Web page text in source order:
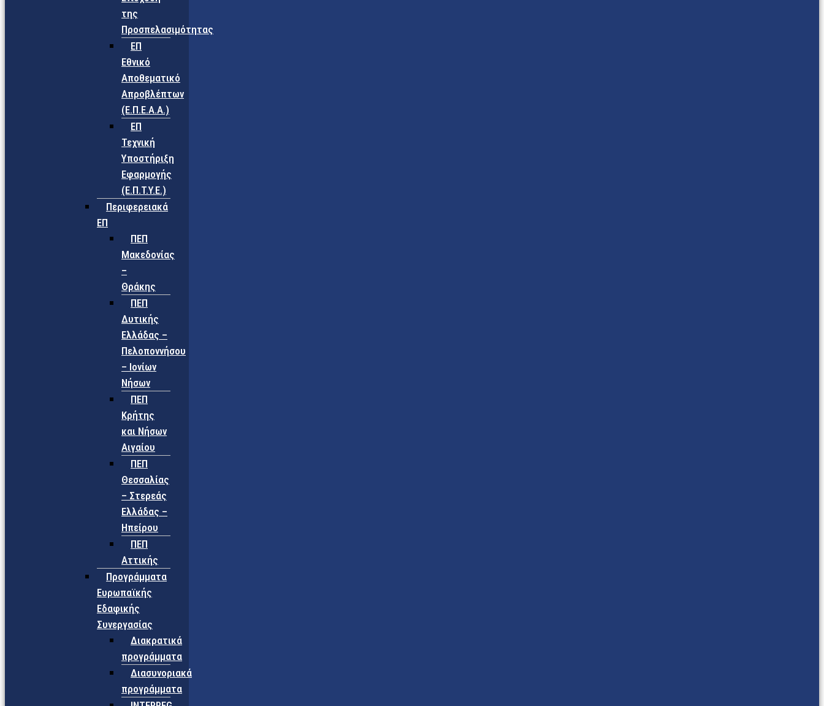
της
Προσπελασιμότητας
ΕΠ
Εθνικό
Αποθεματικό
Απροβλέπτων
(Ε.Π.Ε.Α.Α.)
ΕΠ
Τεχνική
Υποστήριξη
Εφαρμογής
(Ε.Π.Τ.Υ.Ε.)
Περιφερειακά
ΕΠ
ΠΕΠ
Μακεδονίας
–
Θράκης
ΠΕΠ
Δυτικής
Ελλάδας –
Πελοποννήσου
– Ιονίων
Νήσων
ΠΕΠ
Κρήτης
και Νήσων
Αιγαίου
ΠΕΠ
Θεσσαλίας
– Στερεάς
Ελλάδας –
Ηπείρου
ΠΕΠ
Αττικής
Προγράμματα
Ευρωπαϊκής
Εδαφικής
Συνεργασίας
Διακρατικά
προγράμματα
Διασυνοριακά
προγράμματα